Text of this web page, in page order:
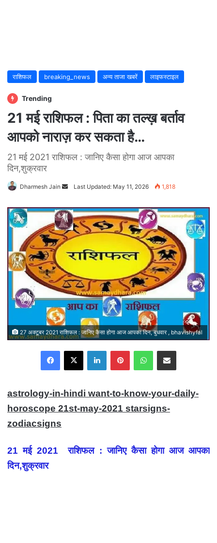
राशिफल breaking_news अन्य ताजा खबरें लाइफस्टाइल
Trending
21 मई राशिफल : पिता का तल्ख़ बर्ताव
आपको नाराज़ कर सकता है…
21 मई 2021 राशिफल : जानिए कैसा होगा आज आपका
दिन,शुक्रवार
Dharmesh Jain
Send
email
Last Updated: May 11, 2026 1,818
27 अक्टूबर 2021 राशिफल : जानिए कैसा होगा आज आपका दिन, बुधवार , bhavishyfal
astrology-in-hindi want-to-know-your-daily-
horoscope 21st-may-2021 starsigns-
zodiacsigns
21 मई 2021 राशिफल : जानिए कैसा होगा आज आपका
दिन,शुक्रवार